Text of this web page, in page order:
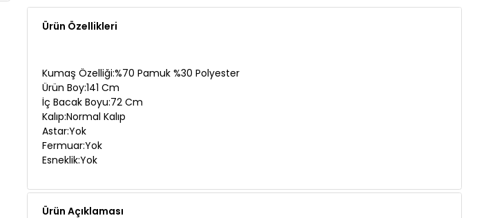
İç Bacak Boyu:72 Cm
Kalıp:Normal Kalıp
Astar:Yok
Fermuar:Yok
Esneklik:Yok